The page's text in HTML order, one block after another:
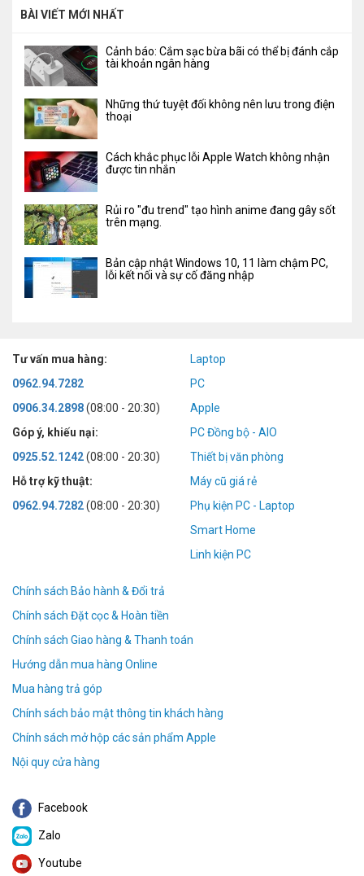
BÀI VIẾT MỚI NHẤT
Cảnh báo: Cắm sạc bừa bãi có thể bị đánh cắp
tài khoản ngân hàng
Những thứ tuyệt đối không nên lưu trong điện
thoại
Cách khắc phục lỗi Apple Watch không nhận
được tin nhắn
Rủi ro "đu trend" tạo hình anime đang gây sốt
trên mạng.
Bản cập nhật Windows 10, 11 làm chậm PC,
lỗi kết nối và sự cố đăng nhập
Tư vấn mua hàng:
0962.94.7282
0906.34.2898(08:00 - 20:30)
Góp ý, khiếu nại:
0925.52.1242(08:00 - 20:30)
Hỗ trợ kỹ thuật:
0962.94.7282(08:00 - 20:30)
Laptop
PC
Apple
PC Đồng bộ - AIO
Thiết bị văn phòng
Máy cũ giá rẻ
Phụ kiện PC - Laptop
Smart Home
Linh kiện PC
Chính sách Bảo hành & Đổi trả
Chính sách Đặt cọc & Hoàn tiền
Chính sách Giao hàng & Thanh toán
Hướng dẫn mua hàng Online
Mua hàng trả góp
Chính sách bảo mật thông tin khách hàng
Chính sách mở hộp các sản phẩm Apple
Nội quy cửa hàng
Facebook
Zalo
Youtube